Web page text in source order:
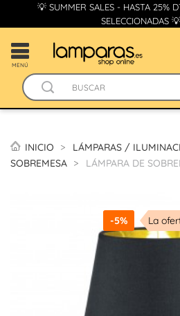
💡 SUMMER SALES - HASTA 25%
SELECCIONADAS 💡
MENÚ
INICIO LÁMPARAS /
SOBREMESA
LÁMPARA DE
-5% La